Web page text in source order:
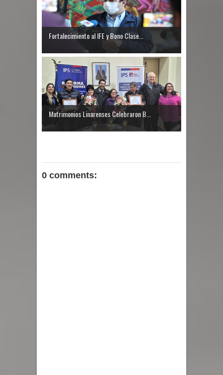
Fortalecimiento al IFE y Bono Clase...
Matrimonios Linarenses Celebraron B...
0 comments: